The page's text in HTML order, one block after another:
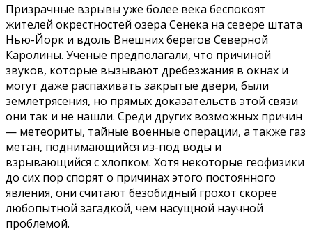
Призрачные взрывы уже более века беспокоят
жителей окрестностей озера Сенека на севере штата
Нью-Йорк и вдоль Внешних берегов Северной
Каролины. Ученые предполагали, что причиной
звуков, которые вызывают дребезжания в окнах и
могут даже распахивать закрытые двери, были
землетрясения, но прямых доказательств этой связи
они так и не нашли. Среди других возможных причин
— метеориты, тайные военные операции, а также газ
метан, поднимающийся из-под воды и
взрывающийся с хлопком. Хотя некоторые геофизики
до сих пор спорят о причинах этого постоянного
явления, они считают безобидный грохот скорее
любопытной загадкой, чем насущной научной
проблемой.